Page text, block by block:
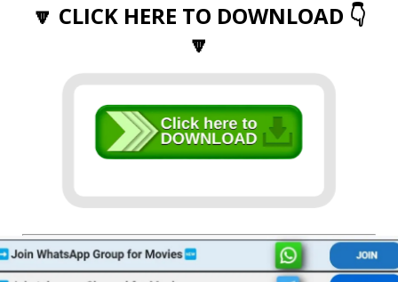
🔽 CLICK HERE TO DOWNLOAD 👇
🔽